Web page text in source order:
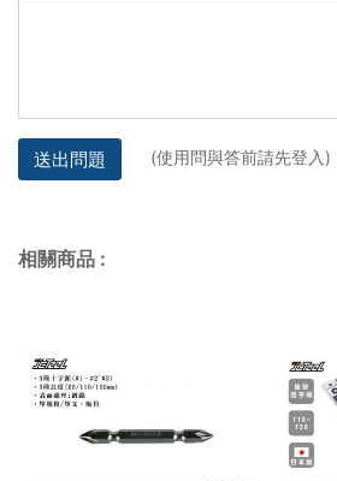
送出問題 (使用問與答前請先登入)
相關商品 :